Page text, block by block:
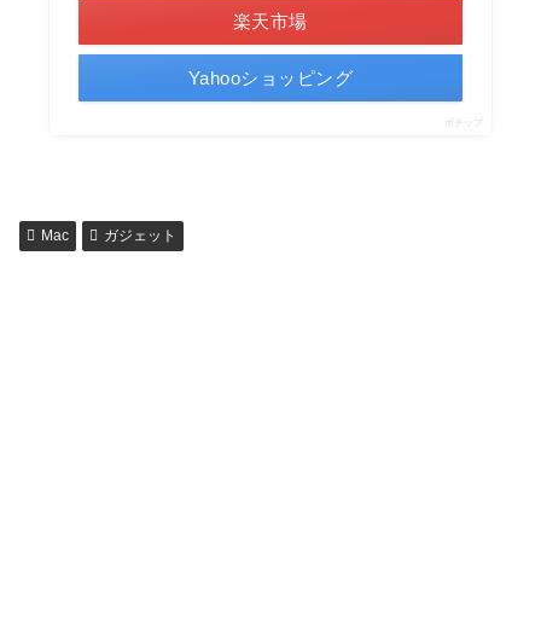
楽天市場
Yahooショッピング
ポチップ
Mac ガジェット